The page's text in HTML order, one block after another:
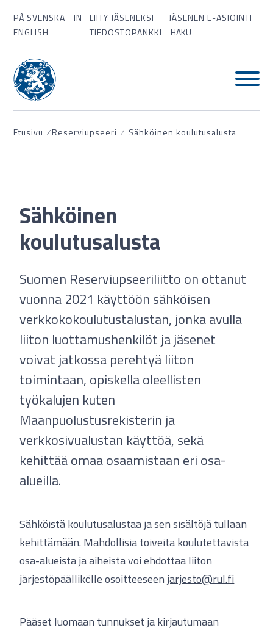
PÅ SVENSKA
IN
ENGLISH
LIITY JÄSENEKSI
JÄSENEN E-ASIOINTI
TIEDOSTOPANKKI
HAKU
Etusivu ⁄Reserviupseeri ⁄ Sähköinen koulutusalusta
Sähköinen
koulutusalusta
Suomen Reserviupseeriliitto on ottanut
vuonna 2021 käyttöön sähköisen
verkkokokoulutustalustan, jonka avulla
liiton luottamushenkilöt ja jäsenet
voivat jatkossa perehtyä liiton
toimintaan, opiskella oleellisten
työkalujen kuten
Maanpuolustusrekisterin ja
verkkosivualustan käyttöä, sekä
kehittää omaa osaamistaan eri osa-
alueilla.
Sähköistä koulutusalustaa ja sen sisältöjä tullaan
kehittämään. Mahdollisia toiveita koulutettavista
osa-alueista ja aiheista voi ehdottaa liiton
järjestöpäällikölle osoitteeseen jarjesto@rul.fi
Pääset luomaan tunnukset ja kirjautumaan